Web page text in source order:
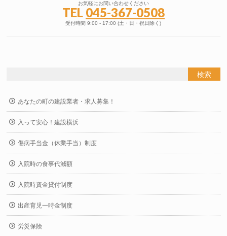
お気軽にお問い合わせください
TEL 045-367-0508
受付時間 9:00 - 17:00 (土・日・祝日除く)
あなたの町の建設業者・求人募集！
入って安心！建設横浜
傷病手当金（休業手当）制度
入院時の食事代減額
入院時資金貸付制度
出産育児一時金制度
労災保険